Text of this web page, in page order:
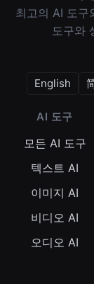
최고의 AI 도구
도구와
English
AI 도구
모든 AI 도구
텍스트 AI
이미지 AI
비디오 AI
오디오 AI